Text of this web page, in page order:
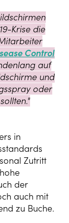
Krise die
Control
auf
und
oder
in
Zutritt
der
auch mit
zu Buche.